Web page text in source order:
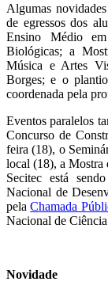
Algumas
de egressos dos
Ensino Médio
Biológicas; a
Música e Artes
Borges; e o
coordenada pela
Eventos paralelos
Concurso de
feira (18), o
local (18), a Mostra
Secitec está
Nacional de
pelaChamada
Nacional de
Novidade